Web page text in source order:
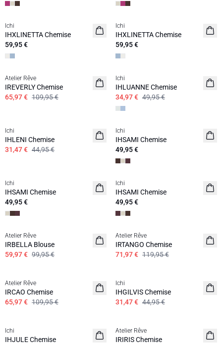
Ichi
IHXLINETTA Chemise
59,95 €
Ichi
IHXLINETTA Chemise
59,95 €
SALE | 40%
Atelier Rêve
IREVERLY Chemise
65,97 € 109,95 €
SALE | 30%
Ichi
IHLUANNE Chemise
34,97 € 49,95 €
Ichi
IHLENI Chemise
31,47 € 44,95 €
Ichi
IHSAMI Chemise
49,95 €
Ichi
IHSAMI Chemise
49,95 €
Ichi
IHSAMI Chemise
49,95 €
SALE | 40%
Atelier Rêve
IRBELLA Blouse
59,97 € 99,95 €
SALE | 40%
Atelier Rêve
IRTANGO Chemise
71,97 € 119,95 €
Atelier Rêve
IRCAO Chemise
65,97 € 109,95 €
Ichi
IHGILVIS Chemise
31,47 € 44,95 €
Ichi
IHJULE Chemise
Atelier Rêve
IRIRIS Chemise